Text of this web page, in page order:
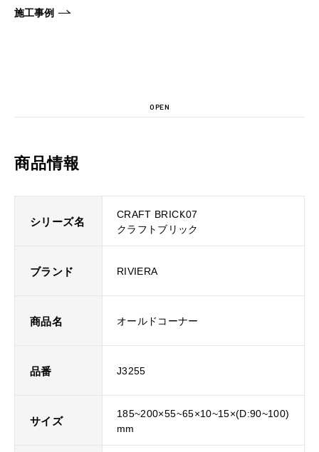
施工事例
OPEN
商品情報
シリーズ名
CRAFT BRICK07
クラフトブリック
ブランド RIVIERA
商品名 オールドコーナー
品番 J3255
サイズ
185~200×55~65×10~15×(D:90~100)
mm